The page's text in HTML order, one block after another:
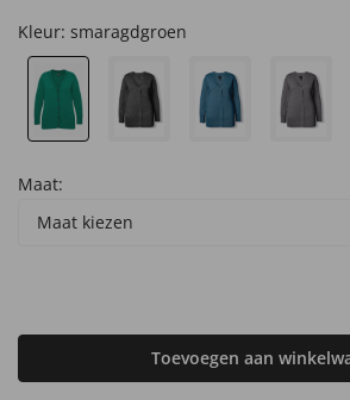
Kleur: smaragdgroen
Maat:
Maat kiezen
Toevoegen aan